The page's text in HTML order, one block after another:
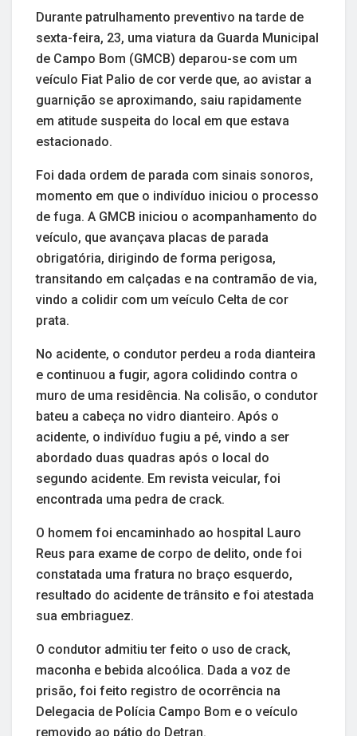
Durante patrulhamento preventivo na tarde de
sexta-feira, 23, uma viatura da Guarda Municipal
de Campo Bom (GMCB) deparou-se com um
veículo Fiat Palio de cor verde que, ao avistar a
guarnição se aproximando, saiu rapidamente
em atitude suspeita do local em que estava
estacionado.
Foi dada ordem de parada com sinais sonoros,
momento em que o indivíduo iniciou o processo
de fuga. A GMCB iniciou o acompanhamento do
veículo, que avançava placas de parada
obrigatória, dirigindo de forma perigosa,
transitando em calçadas e na contramão de via,
vindo a colidir com um veículo Celta de cor
prata.
No acidente, o condutor perdeu a roda dianteira
e continuou a fugir, agora colidindo contra o
muro de uma residência. Na colisão, o condutor
bateu a cabeça no vidro dianteiro. Após o
acidente, o indivíduo fugiu a pé, vindo a ser
abordado duas quadras após o local do
segundo acidente. Em revista veicular, foi
encontrada uma pedra de crack.
O homem foi encaminhado ao hospital Lauro
Reus para exame de corpo de delito, onde foi
constatada uma fratura no braço esquerdo,
resultado do acidente de trânsito e foi atestada
sua embriaguez.
O condutor admitiu ter feito o uso de crack,
maconha e bebida alcoólica. Dada a voz de
prisão, foi feito registro de ocorrência na
Delegacia de Polícia Campo Bom e o veículo
removido ao pátio do Detran.